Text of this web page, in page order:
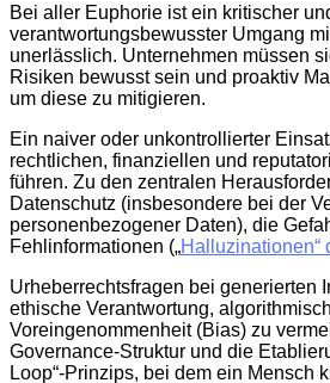
Bei aller Euphorie ist ein kritischer
verantwortungsbewusster Umgang
unerlässlich. Unternehmen müssen
Risiken bewusst sein und proaktiv
um diese zu mitigieren.
Ein naiver oder unkontrollierter
rechtlichen, finanziellen und
führen. Zu den zentralen
Datenschutz (insbesondere bei der
personenbezogener Daten), die
Fehlinformationen („Halluzinationen“
Urheberrechtsfragen bei generierten
ethische Verantwortung,
Voreingenommenheit (Bias) zu
Governance-Struktur und die
Loop“-Prinzips, bei dem ein Mensch